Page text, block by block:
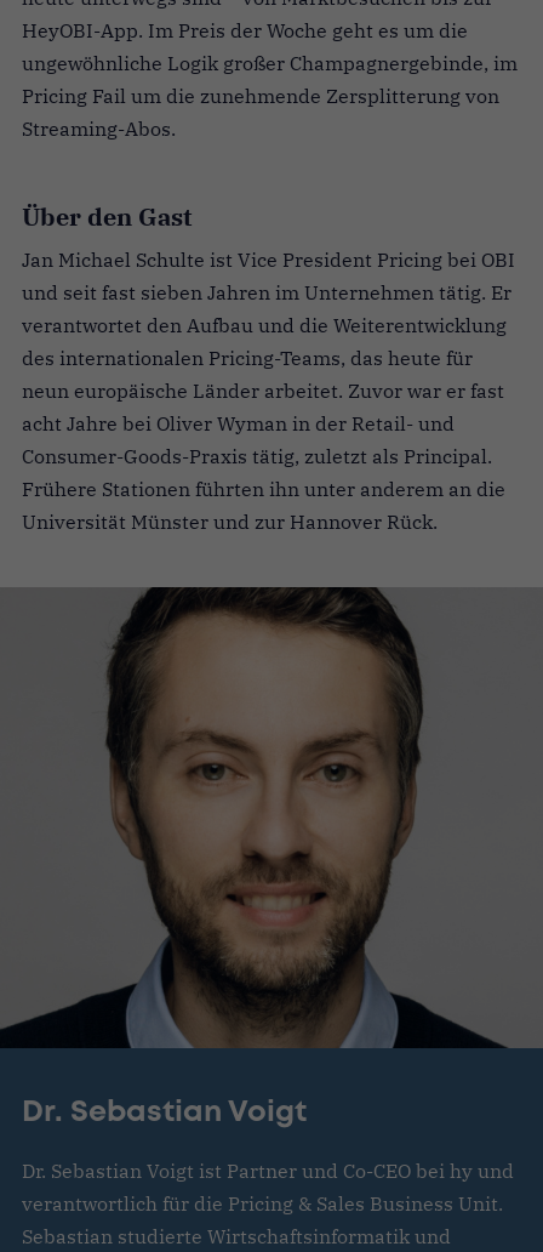
HeyOBI-App. Im Preis der Woche geht es um die
ungewöhnliche Logik großer Champagnergebinde, im
Pricing Fail um die zunehmende Zersplitterung von
Streaming-Abos.
Über den Gast
Jan Michael Schulte ist Vice President Pricing bei OBI
und seit fast sieben Jahren im Unternehmen tätig. Er
verantwortet den Aufbau und die Weiterentwicklung
des internationalen Pricing-Teams, das heute für
neun europäische Länder arbeitet. Zuvor war er fast
acht Jahre bei Oliver Wyman in der Retail- und
Consumer-Goods-Praxis tätig, zuletzt als Principal.
Frühere Stationen führten ihn unter anderem an die
Universität Münster und zur Hannover Rück.
Dr. Sebastian Voigt
Dr. Sebastian Voigt ist Partner und Co-CEO bei hy und
verantwortlich für die Pricing & Sales Business Unit.
Sebastian studierte Wirtschaftsinformatik und